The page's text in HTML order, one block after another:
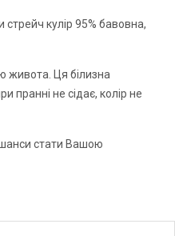
стрейч кулір 95% бавовна,
живота. Ця білизна
пранні не сідає, колір не
шанси стати Вашою